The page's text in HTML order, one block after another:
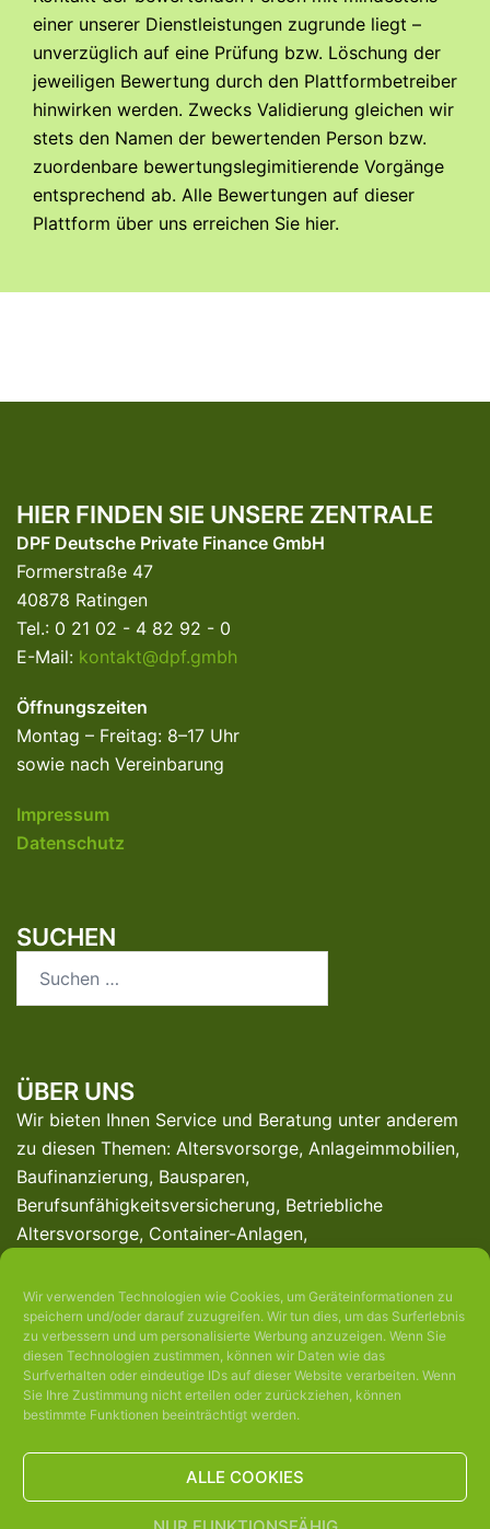
Wir verwenden Technologien wie Cookies, um Geräteinformationen zu
speichern und/oder darauf zuzugreifen. Wir tun dies, um das Surferlebnis
zu verbessern und um personalisierte Werbung anzuzeigen. Wenn Sie
diesen Technologien zustimmen, können wir Daten wie das
Surfverhalten oder eindeutige IDs auf dieser Website verarbeiten. Wenn
Sie Ihre Zustimmung nicht erteilen oder zurückziehen, können
bestimmte Funktionen beeinträchtigt werden.
ALLE COOKIES
einer unserer Dienstleistungen zugrunde liegt –
unverzüglich auf eine Prüfung bzw. Löschung der
jeweiligen Bewertung durch den Plattformbetreiber
hinwirken werden. Zwecks Validierung gleichen wir
stets den Namen der bewertenden Person bzw.
zuordenbare bewertungslegimitierende Vorgänge
entsprechend ab. Alle Bewertungen auf dieser
Plattform über uns erreichen Sie hier.
HIER FINDEN SIE UNSERE ZENTRALE
DPF Deutsche Private Finance GmbH
Formerstraße 47
40878 Ratingen
Tel.: 0 21 02 - 4 82 92 - 0
E-Mail: kontakt@dpf.gmbh
Öffnungszeiten
Montag – Freitag: 8–17 Uhr
sowie nach Vereinbarung
Impressum
Datenschutz
SUCHEN
ÜBER UNS
Wir bieten Ihnen Service und Beratung unter anderem
zu diesen Themen: Altersvorsorge, Anlageimmobilien,
Baufinanzierung, Bausparen,
Berufsunfähigkeitsversicherung, Betriebliche
Altersvorsorge, Container-Anlagen,
Finanzierungsberatung, Investmentfonds, Online-
Beratung, Photovoltaik-Versicherung, Private
Altersvorsorge, Private Krankenversicherung, Private
Pflegeversicherung, Riester-Rente, Rürup-Rente,
Sachwertanlagen, Schwere-Krankheiten-Versicherung,